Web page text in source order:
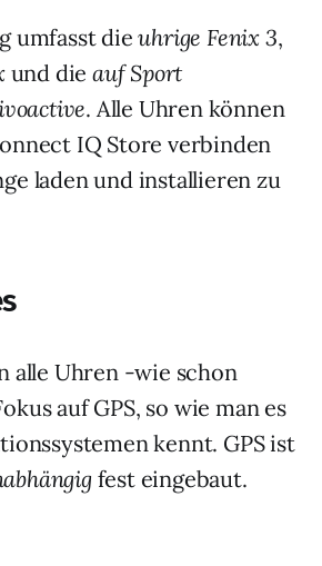
umfasst dieuhrige Fenix 3,
und dieauf Sport
. Alle Uhren können
IQ Store verbinden
laden und installieren zu
alle Uhren -wie schon
auf GPS, so wie man es
kennt. GPS ist
fest eingebaut.